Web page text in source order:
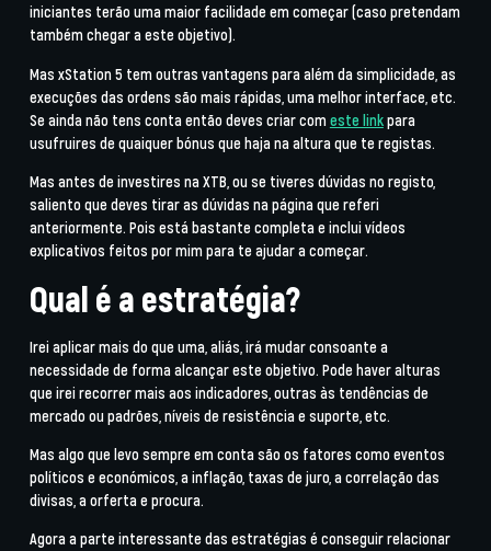
iniciantes terão uma maior facilidade em começar (caso pretendam
também chegar a este objetivo).
Mas xStation 5 tem outras vantagens para além da simplicidade, as
execuções das ordens são mais rápidas, uma melhor interface, etc.
Se ainda não tens conta então deves criar com este linkpara
usufruires de quaiquer bónus que haja na altura que te registas.
Mas antes de investires na XTB, ou se tiveres dúvidas no registo,
saliento que deves tirar as dúvidas na página que referi
anteriormente. Pois está bastante completa e inclui vídeos
explicativos feitos por mim para te ajudar a começar.
Qual é a estratégia?
Irei aplicar mais do que uma, aliás, irá mudar consoante a
necessidade de forma alcançar este objetivo. Pode haver alturas
que irei recorrer mais aos indicadores, outras às tendências de
mercado ou padrões, níveis de resistência e suporte, etc.
Mas algo que levo sempre em conta são os fatores como eventos
políticos e económicos, a inflação, taxas de juro, a correlação das
divisas, a orferta e procura.
Agora a parte interessante das estratégias é conseguir relacionar